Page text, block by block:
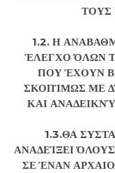
ΤΟΥΣ
1.2. Η
ΈΛΕΓΧΟ ΌΛΩΝ
ΠΟΥ ΈΧΟΥΝ
ΣΚΟΠΊΜΩΣ ΜΕ
ΚΑΙ
1.3.ΘΑ
ΑΝΑΔΕΊΞΕΙ
ΣΕ ΈΝΑΝ